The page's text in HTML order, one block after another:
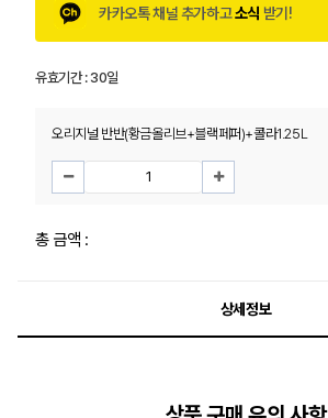
카카오톡 채널 추가하고소식 받기!
유효기간 :30일
오리지널 반반(황금올리브+블랙페퍼)+콜라1.25L
총 금액 :
상세정보